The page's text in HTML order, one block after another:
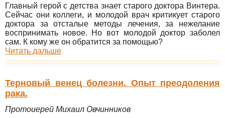
Главный герой с детства знает старого доктора Винтера.
Сейчас они коллеги, и молодой врач критикует старого
доктора за отсталые методы лечения, за нежелание
воспринимать новое. Но вот молодой доктор заболел
сам. К кому же он обратится за помощью?
Читать дальше
Терновый венец болезни. Опыт преодоления
рака.
Протоиерей Михаил Овчинников